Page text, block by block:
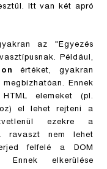
Itt van két apró
az "Egyezés
Például,
értéket, gyakran
Ennek
elemeket (pl.
el lehet rejteni a
ezekre a
ravaszt nem lehet
felfelé a DOM
Ennek elkerülése